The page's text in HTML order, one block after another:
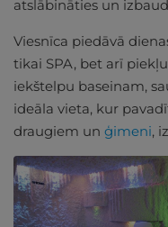
atslābināties un
Viesnīca piedāvā
tikai SPA, bet arī
iekštelpu baseinam,
ideāla vieta, kur
draugiem un ģimeni,